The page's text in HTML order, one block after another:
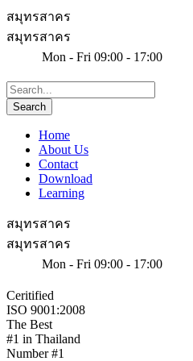
สมุทรสาคร
สมุทรสาคร
Mon - Fri 09:00 - 17:00
Home
About Us
Contact
Download
Learning
สมุทรสาคร
สมุทรสาคร
Mon - Fri 09:00 - 17:00
Ceritified
ISO 9001:2008
The Best
#1 in Thailand
Number #1